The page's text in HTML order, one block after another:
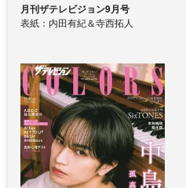
月刊ザテレビジョン9月号
表紙：内田有紀＆寺西拓人